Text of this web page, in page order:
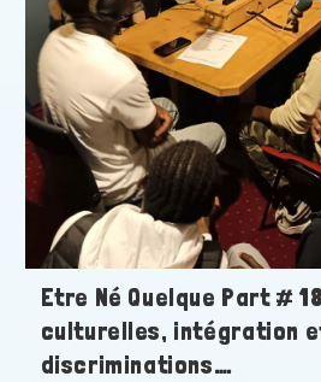
Etre Né Quelque Part #
culturelles, intégration
discriminations….